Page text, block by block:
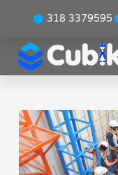
318 3379595